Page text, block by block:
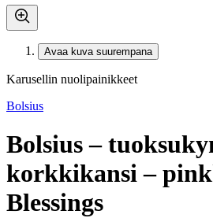
Avaa kuva suurempana
Karusellin nuolipainikkeet
Bolsius
Bolsius –
korkkikansi –
Blessings